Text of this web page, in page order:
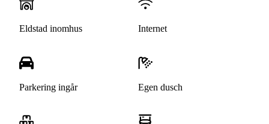
Eldstad inomhus Internet
Parkering ingår Egen dusch